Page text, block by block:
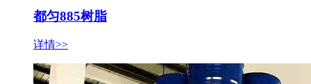
都匀885树脂
详情>>